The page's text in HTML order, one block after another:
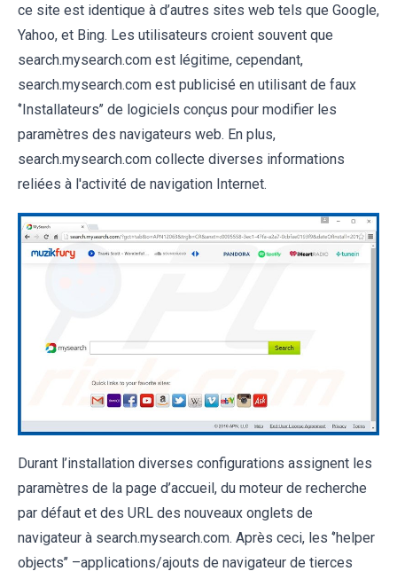
ce site est identique à d’autres sites web tels que Google,
Yahoo, et Bing. Les utilisateurs croient souvent que
search.mysearch.com est légitime, cependant,
search.mysearch.com est publicisé en utilisant de faux
‘’Installateurs’’ de logiciels conçus pour modifier les
paramètres des navigateurs web. En plus,
search.mysearch.com collecte diverses informations
reliées à l'activité de navigation Internet.
Durant l’installation diverses configurations assignent les
paramètres de la page d’accueil, du moteur de recherche
par défaut et des URL des nouveaux onglets de
navigateur à search.mysearch.com. Après ceci, les ‘’helper
objects’’ –applications/ajouts de navigateur de tierces